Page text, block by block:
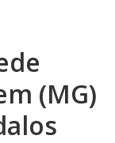
(MG)